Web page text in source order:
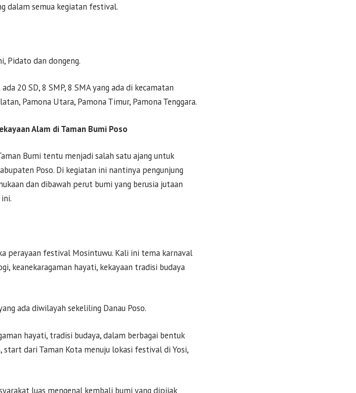
dalam semua kegiatan festival.
Pidato dan dongeng.
20 SD, 8 SMP, 8 SMA yang ada di kecamatan
Pamona Utara, Pamona Timur, Pamona Tenggara.
Alam di Taman Bumi Poso
Bumi tentu menjadi salah satu ajang untuk
Poso. Di kegiatan ini nantinya pengunjung
dan dibawah perut bumi yang berusia jutaan
perayaan festival Mosintuwu. Kali ini tema karnaval
keanekaragaman hayati, kekayaan tradisi budaya
ada diwilayah sekeliling Danau Poso.
hayati, tradisi budaya, dalam berbagai bentuk
dari Taman Kota menuju lokasi festival di Yosi,
luas mengenal kembali bumi yang dipijak